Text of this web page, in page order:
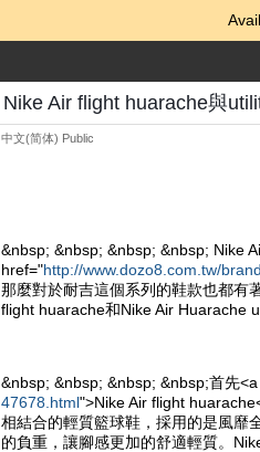
Nike Air flight huarache與
中文(简体) Public
&nbsp; &nbsp; &nbsp; &nbsp; Nike
href="http://www.dozo8.com.tw/
那麼對於耐吉這個系列的鞋款也都有
flight huarache和Nike Air Huarache
&nbsp; &nbsp; &nbsp; &nbsp;首先
47678.html">Nike Air flight
相結合的輕質籃球鞋，採用的是風靡
的負重，讓腳感更加的舒適輕質。